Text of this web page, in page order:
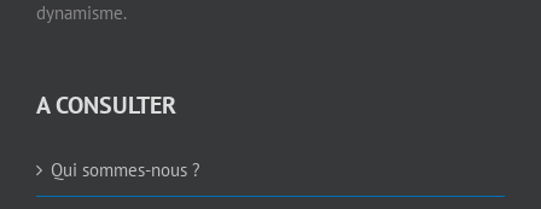
dynamisme.
A CONSULTER
Qui sommes-nous ?